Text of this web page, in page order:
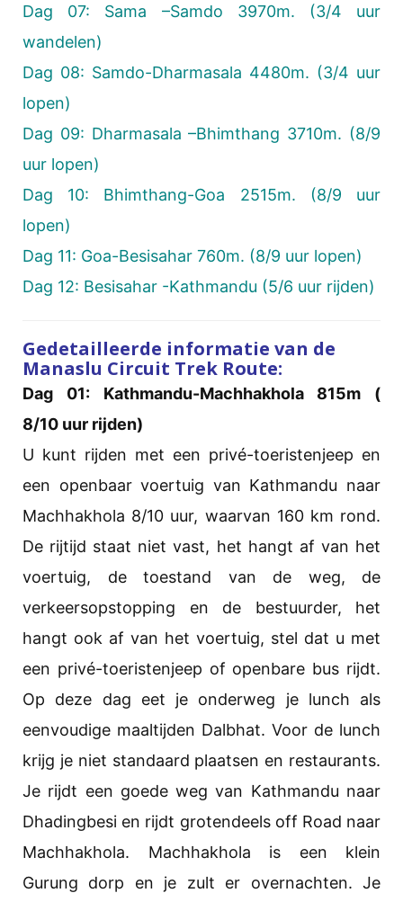
Dag 07: Sama –Samdo 3970m. (3/4 uur
wandelen)
Dag 08: Samdo-Dharmasala 4480m. (3/4 uur
lopen)
Dag 09: Dharmasala –Bhimthang 3710m. (8/9
uur lopen)
Dag 10: Bhimthang-Goa 2515m. (8/9 uur
lopen)
Dag 11: Goa-Besisahar 760m. (8/9 uur lopen)
Dag 12: Besisahar -Kathmandu (5/6 uur rijden)
Gedetailleerde informatie van de
Manaslu Circuit Trek Route:
Dag 01: Kathmandu-Machhakhola 815m (
8/10 uur rijden)
U kunt rijden met een privé-toeristenjeep en
een openbaar voertuig van Kathmandu naar
Machhakhola 8/10 uur, waarvan 160 km rond.
De rijtijd staat niet vast, het hangt af van het
voertuig, de toestand van de weg, de
verkeersopstopping en de bestuurder, het
hangt ook af van het voertuig, stel dat u met
een privé-toeristenjeep of openbare bus rijdt.
Op deze dag eet je onderweg je lunch als
eenvoudige maaltijden Dalbhat. Voor de lunch
krijg je niet standaard plaatsen en restaurants.
Je rijdt een goede weg van Kathmandu naar
Dhadingbesi en rijdt grotendeels off Road naar
Machhakhola. Machhakhola is een klein
Gurung dorp en je zult er overnachten. Je